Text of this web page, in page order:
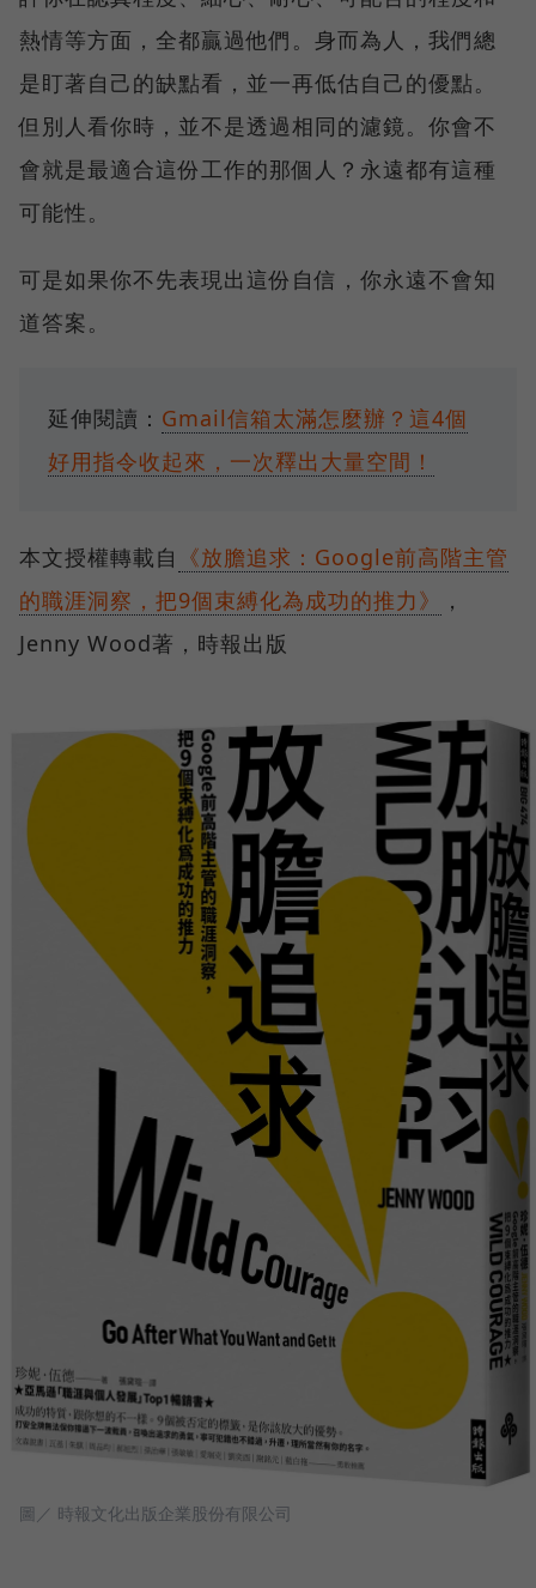
熱情等方面，全都贏過他們。身而為人，我們總
是盯著自己的缺點看，並一再低估自己的優點。
但別人看你時，並不是透過相同的濾鏡。你會不
會就是最適合這份工作的那個人？永遠都有這種
可能性。
可是如果你不先表現出這份自信，你永遠不會知
道答案。
延伸閱讀： Gmail信箱太滿怎麼辦？這4個
好用指令收起來，一次釋出大量空間！
本文授權轉載自 《放膽追求：Google前高階主管
的職涯洞察，把9個束縛化為成功的推力》
，
Jenny Wood著，時報出版
圖／ 時報文化出版企業股份有限公司